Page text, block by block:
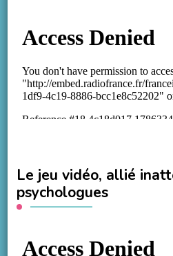
Le jeu vidéo, allié
psychologues